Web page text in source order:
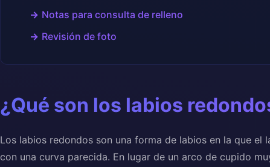
Notas para consulta de relleno
Revisión de foto
¿Qué son los labios
Los labios redondos son una forma de labios en la que
con una curva parecida. En lugar de un arco de cupido